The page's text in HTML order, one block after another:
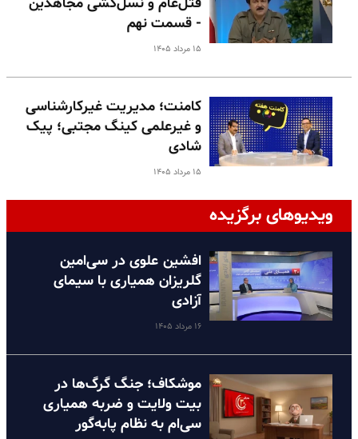
- قسمت نهم
۱۵ مرداد ۱۴۰۵
کامنت؛ مدیریت غیرکارشناسی
و غیرعلمی کینگ مجتبی؛ پیک
شادی
۱۵ مرداد ۱۴۰۵
ویدیوهای برگزیده
افشین علوی در سی‌امین
گلریزان همیاری با سیمای
آزادی
۱۶ مرداد ۱۴۰۵
موشکاف؛ جنگ گرگ‌ها در
بیت ولایت و ضربه همیاری
سی‌ام به نظام پا‌به‌گور